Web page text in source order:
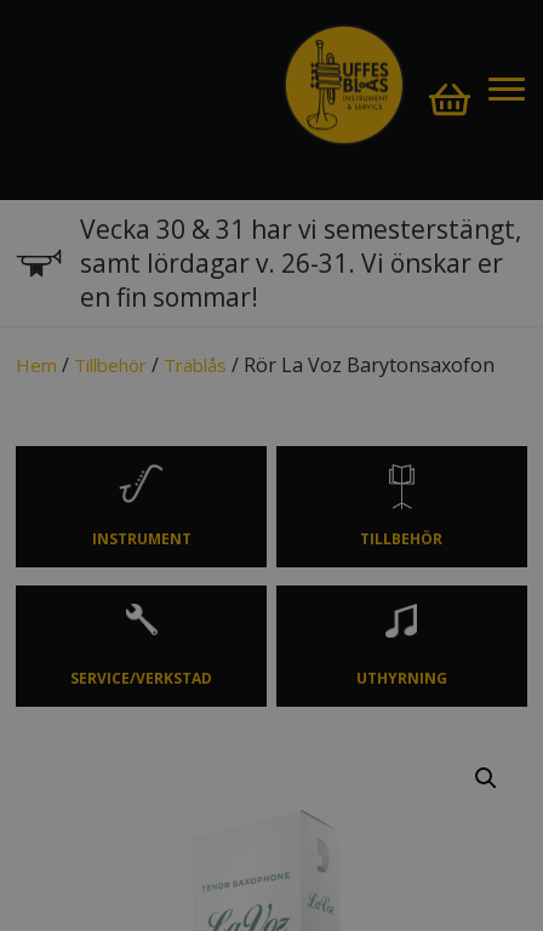
Vecka 30 & 31 har vi semesterstängt,
samt lördagar v. 26-31. Vi önskar er
en fin sommar!
Hem / Tillbehör / Träblås / Rör La Voz Barytonsaxofon
INSTRUMENT TILLBEHÖR
SERVICE/VERKSTAD UTHYRNING